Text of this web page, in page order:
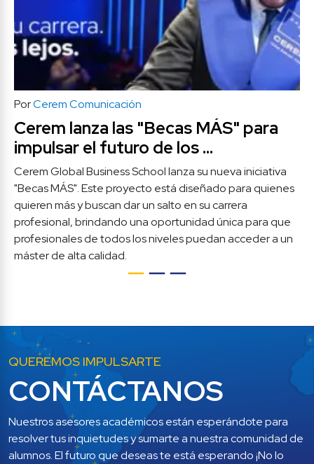
PorCerem Comunicación
Cerem lanza las "Becas MÁS" para
impulsar el futuro de los
profesionales.
Cerem Global Business School lanza su nueva iniciativa
"Becas MÁS". Este proyecto está diseñado para quienes
quieren más y buscan dar un salto en su carrera
profesional, brindando una oportunidad única para que
profesionales de todos los niveles puedan acceder a un
máster de alta calidad.
QUEREMOS IMPULSARTE
CONTÁCTANOS
Nuestros asesores académicos están esperándote para
resolver tus inquietudes y sumarte a nuestra comunidad de
alumnos. El futuro que deseas te está esperando ¡No lo